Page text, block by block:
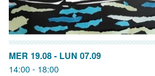
MER 19.08 - LUN 07.09
14:00 - 18:00